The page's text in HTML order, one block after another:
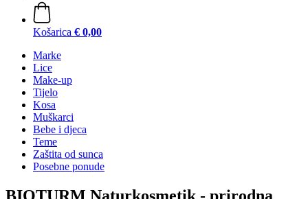
Košarica € 0,00
Marke
Lice
Make-up
Tijelo
Kosa
Muškarci
Bebe i djeca
Teme
Zaštita od sunca
Posebne ponude